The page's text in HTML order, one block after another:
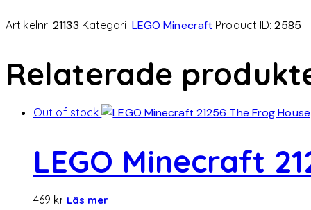
Artikelnr:21133 Kategori: LEGO Minecraft Product ID:2585
Relaterade
Out of stock
LEGO Minecraft
469 kr Läs mer